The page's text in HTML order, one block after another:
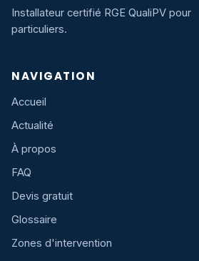
Installateur certifié RGE QualiPV pour
particuliers.
NAVIGATION
Accueil
Actualité
À propos
FAQ
Devis gratuit
Glossaire
Zones d'intervention